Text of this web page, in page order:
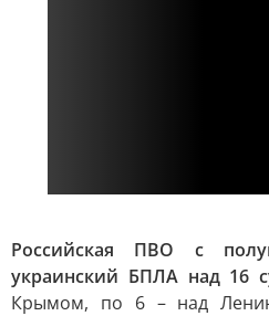
Российская ПВО с
украинский БПЛА над 16
Крымом, по 6 – над